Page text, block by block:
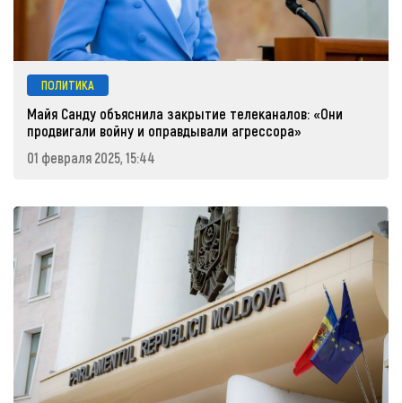
ПОЛИТИКА
Майя Санду объяснила закрытие телеканалов: «Они
продвигали войну и оправдывали агрессора»
01 февраля 2025, 15:44